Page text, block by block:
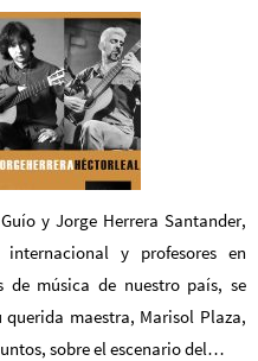
y Jorge Herrera Santander,
y profesores en
de música de nuestro país, se
maestra, Marisol Plaza,
sobre el escenario del…